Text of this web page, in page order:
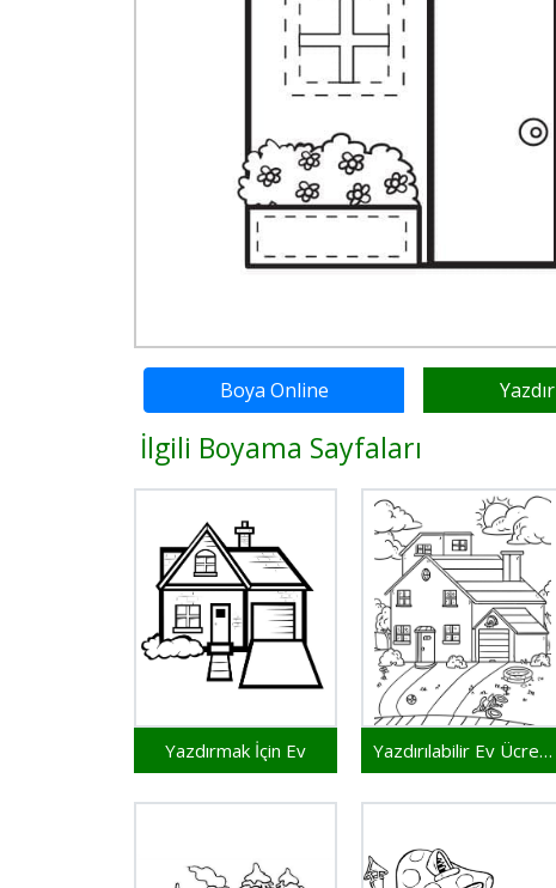
Boya Online Yazdır
İlgili Boyama Sayfaları
Yazdırmak İçin Ev Yazdırılabilir Ev Ücretsiz